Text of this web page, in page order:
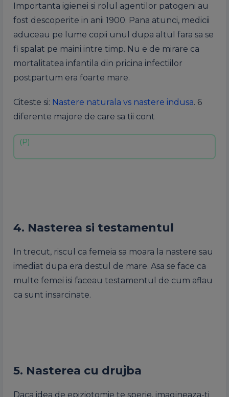
Importanta igienei si rolul agentilor patogeni au
fost descoperite in anii 1900. Pana atunci, medicii
aduceau pe lume copii unul dupa altul fara sa se
fi spalat pe maini intre timp. Nu e de mirare ca
mortalitatea infantila din pricina infectiilor
postpartum era foarte mare.
Citeste si: Nastere naturala vs nastere indusa. 6
diferente majore de care sa tii cont
4. Nasterea si testamentul
In trecut, riscul ca femeia sa moara la nastere sau
imediat dupa era destul de mare. Asa se face ca
multe femei isi faceau testamentul de cum aflau
ca sunt insarcinate.
5. Nasterea cu drujba
Daca idea de epiziotomie te sperie, imagineaza-ti